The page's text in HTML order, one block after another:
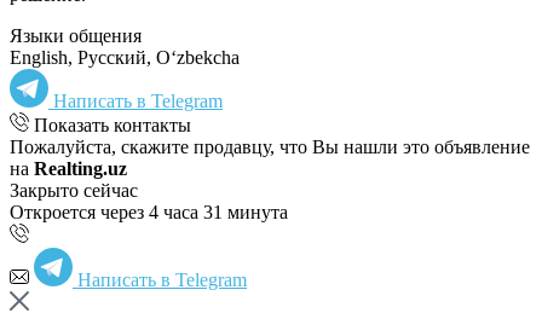
Языки общения
English, Русский, Oʻzbekcha
Написать в Telegram
Показать контакты
Пожалуйста, скажите продавцу, что Вы нашли это объявление
на Realting.uz
Закрыто сейчас
Откроется через 4 часа 31 минута
Написать в Telegram